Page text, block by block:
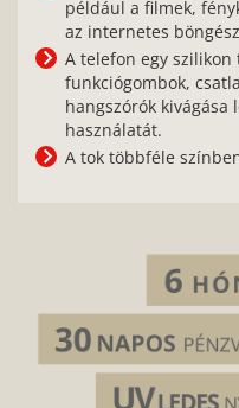
például a filmek,
az internetes
A telefon egy
funkciógombok,
hangszórók kivágása
használatát.
A tok többféle